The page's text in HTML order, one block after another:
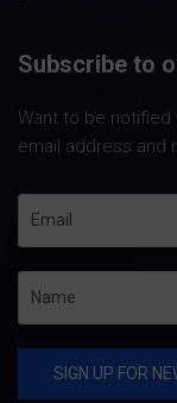
Subscribe to
Want to be notified
email address and